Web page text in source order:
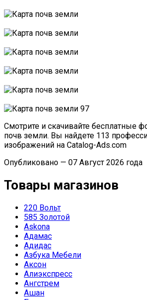
Смотрите и скачивайте бесплатные
почв земли. Вы найдете 113
изображений на Catalog-Ads.com
Опубликовано — 07 Август 2026 года
Товары магазинов
220 Вольт
585 Золотой
Askona
Адамас
Адидас
Азбука Мебели
Аксон
Алиэкспресс
Ангстрем
Ашан